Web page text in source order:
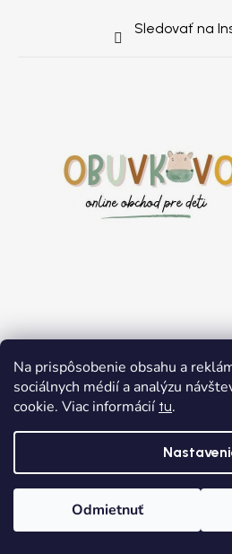
Na prispôsobenie obsahu a
sociálnych médií a analýzu
cookie. Viac informácií tu.
Odmietnuť
Sledovať na
Užitočné informácie
Predajňa